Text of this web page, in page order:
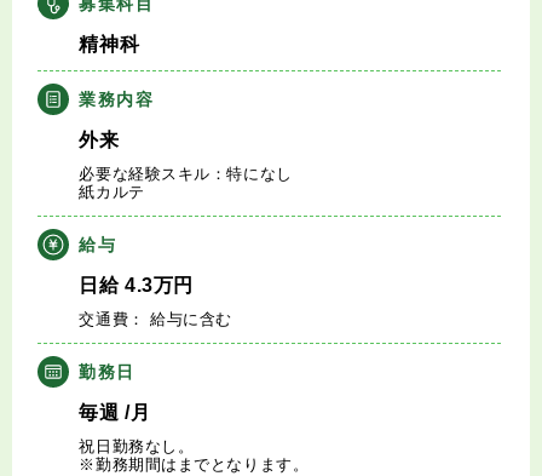
医師の求人・転職Q&A
知りたい・聞きたい
転職成功事例
医師の転職マニュアル
データで見る医師の平均年収
医師に役立つ取材記事
大学医局紹介
精神科
業務内容
外来
必要な経験スキル：特になし
紙カルテ
給与
日給4.3万円
交通費： 給与に含む
勤務日
毎週 /月
祝日勤務なし。
※勤務期間はまでとなります。